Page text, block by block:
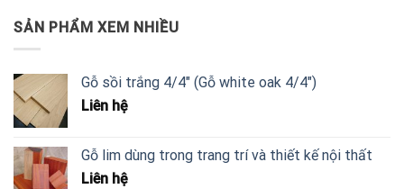
SẢN PHẨM XEM NHIỀU
Gỗ sồi trắng 4/4" (Gỗ white oak 4/4")
Liên hệ
Gỗ lim dùng trong trang trí và thiết kế nội thất
Liên hệ